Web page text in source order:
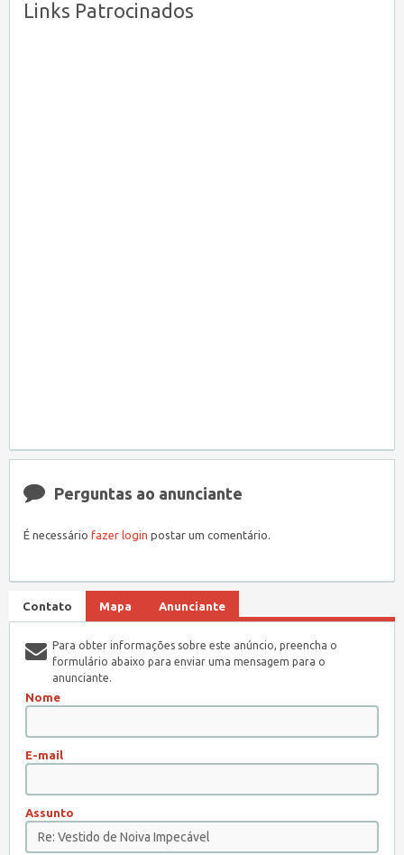
Links Patrocinados
Perguntas ao anunciante
É necessário fazer login postar um comentário.
Contato Mapa Anunciante
Para obter informações sobre este anúncio, preencha o
formulário abaixo para enviar uma mensagem para o
anunciante.
Nome
E-mail
Assunto